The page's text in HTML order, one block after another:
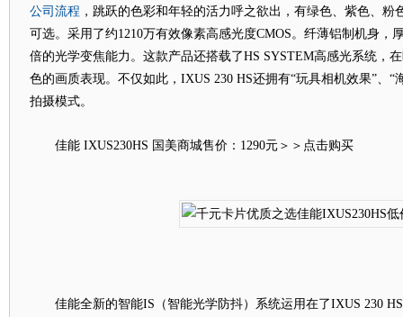
公司流程 ，跳跃的色彩和年轻的活力呼之欲出，有绿色、紫色、粉
可选。采用了约1210万有效像素高感光度CMOS。纤薄铝制机身，
倍的光学变焦能力。这款产品还搭载了HS SYSTEM高感光系统，
色的画质表现。不仅如此，IXUS 230 HS还拥有“玩具相机效果”、“
拍摄模式。
佳能 IXUS230HS 国美商城售价：1290元＞＞点击购买
佳能全新的智能IS（智能光学防抖）系统运用在了IXUS 230